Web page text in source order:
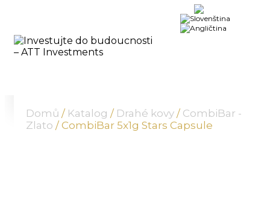
NABÍDKA
KOMODITY
Domů / Katalog / Drahé kovy / CombiBar -
Zlato / CombiBar 5x1g Stars Capsule